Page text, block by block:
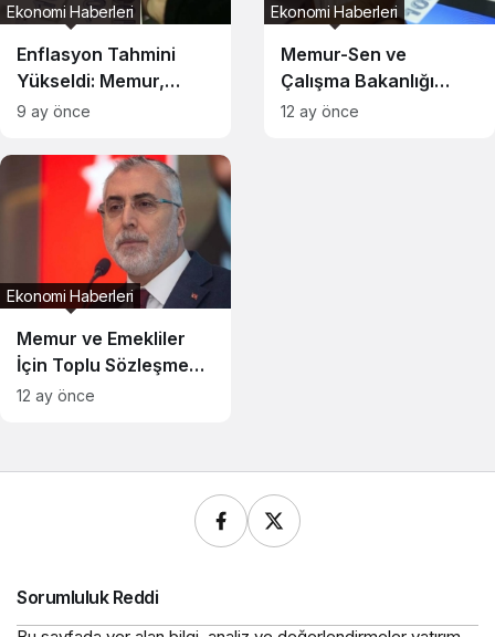
Enflasyon Tahmini
Yükseldi: Memur,
Emekli ve Sosyal
Zamları
Ekonomi Haberleri
9 ay önce
Memur-Sen ve
Çalışma Bakanlığı
Toplu İş Sözleşmesi
Ekonomi Haberleri
12 ay önce
Memur ve Emekliler
İçin Toplu Sözleşme
Süreci Başladı
Ekonomi Haberleri
12 ay önce
Sorumluluk Reddi